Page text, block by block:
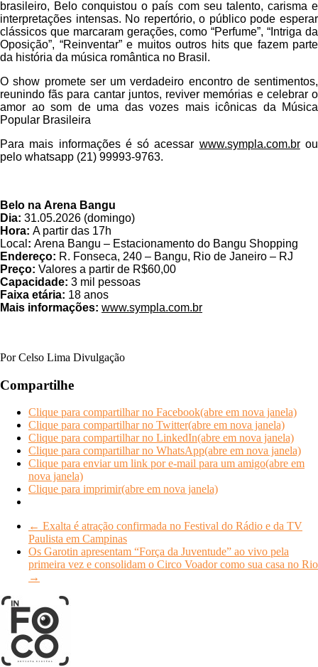
brasileiro, Belo conquistou o país com seu talento, carisma e
interpretações intensas. No repertório, o público pode esperar
clássicos que marcaram gerações, como “Perfume”, “Intriga da
Oposição”, “Reinventar” e muitos outros hits que fazem parte
da história da música romântica no Brasil.
O show promete ser um verdadeiro encontro de sentimentos,
reunindo fãs para cantar juntos, reviver memórias e celebrar o
amor ao som de uma das vozes mais icônicas da Música
Popular Brasileira
Para mais informações é só acessar www.sympla.com.brou
pelo whatsapp (21) 99993-9763.
Belo na Arena Bangu
Dia: 31.05.2026 (domingo)
Hora: A partir das 17h
Local : Arena Bangu – Estacionamento do Bangu Shopping
Endereço: R. Fonseca, 240 – Bangu, Rio de Janeiro – RJ
Preço: Valores a partir de R$60,00
Capacidade: 3 mil pessoas
Faixa etária: 18 anos
Mais informações: www.sympla.com.br
Por Celso Lima Divulgação
Compartilhe
Clique para compartilhar no Facebook(abre em nova janela)
Clique para compartilhar no Twitter(abre em nova janela)
Clique para compartilhar no LinkedIn(abre em nova janela)
Clique para compartilhar no WhatsApp(abre em nova janela)
Clique para enviar um link por e-mail para um amigo(abre em
nova janela)
Clique para imprimir(abre em nova janela)
← Exalta é atração confirmada no Festival do Rádio e da TV
Paulista em Campinas
Os Garotin apresentam “Força da Juventude” ao vivo pela
primeira vez e consolidam o Circo Voador como sua casa no Rio
→